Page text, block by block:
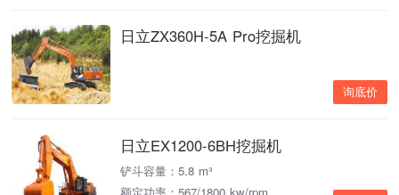
日立ZX360H-5A Pro挖掘机
询底价
日立EX1200-6BH挖掘机
铲斗容量：5.8 m³